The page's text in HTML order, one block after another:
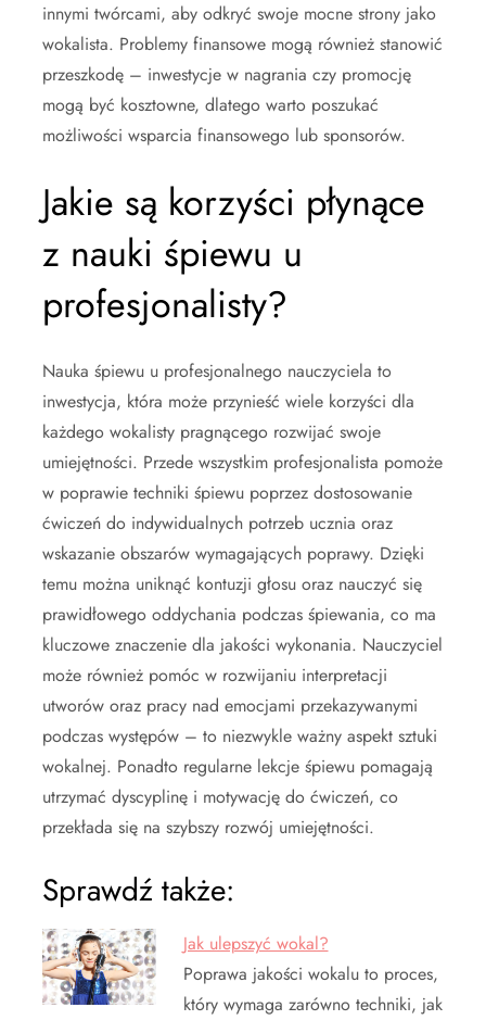
innymi twórcami, aby odkryć swoje mocne strony jako
wokalista. Problemy finansowe mogą również stanowić
przeszkodę – inwestycje w nagrania czy promocję
mogą być kosztowne, dlatego warto poszukać
możliwości wsparcia finansowego lub sponsorów.
Jakie są korzyści płynące
z nauki śpiewu u
profesjonalisty?
Nauka śpiewu u profesjonalnego nauczyciela to
inwestycja, która może przynieść wiele korzyści dla
każdego wokalisty pragnącego rozwijać swoje
umiejętności. Przede wszystkim profesjonalista pomoże
w poprawie techniki śpiewu poprzez dostosowanie
ćwiczeń do indywidualnych potrzeb ucznia oraz
wskazanie obszarów wymagających poprawy. Dzięki
temu można uniknąć kontuzji głosu oraz nauczyć się
prawidłowego oddychania podczas śpiewania, co ma
kluczowe znaczenie dla jakości wykonania. Nauczyciel
może również pomóc w rozwijaniu interpretacji
utworów oraz pracy nad emocjami przekazywanymi
podczas występów – to niezwykle ważny aspekt sztuki
wokalnej. Ponadto regularne lekcje śpiewu pomagają
utrzymać dyscyplinę i motywację do ćwiczeń, co
przekłada się na szybszy rozwój umiejętności.
Sprawdź także:
Jak ulepszyć wokal?
Poprawa jakości wokalu to proces,
który wymaga zarówno techniki, jak